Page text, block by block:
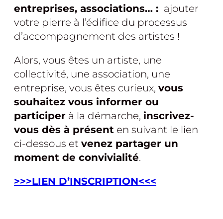
entreprises, associations… : ajouter
votre pierre à l’édifice du processus
d’accompagnement des artistes !
Alors, vous êtes un artiste, une
collectivité, une association, une
entreprise, vous êtes curieux, vous
souhaitez vous informer ou
participer à la démarche, inscrivez-
vous dès à présent en suivant le lien
ci-dessous et venez partager un
moment de convivialité.
>>>LIEN D’INSCRIPTION<<<